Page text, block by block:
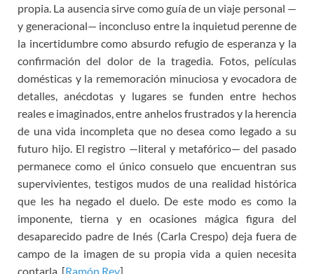
propia. La ausencia sirve como guía de un viaje personal —
y generacional— inconcluso entre la inquietud perenne de
la incertidumbre como absurdo refugio de esperanza y la
confirmación del dolor de la tragedia. Fotos, películas
domésticas y la rememoración minuciosa y evocadora de
detalles, anécdotas y lugares se funden entre hechos
reales e imaginados, entre anhelos frustrados y la herencia
de una vida incompleta que no desea como legado a su
futuro hijo. El registro —literal y metafórico— del pasado
permanece como el único consuelo que encuentran sus
supervivientes, testigos mudos de una realidad histórica
que les ha negado el duelo. De este modo es como la
imponente, tierna y en ocasiones mágica figura del
desaparecido padre de Inés (Carla Crespo) deja fuera de
campo de la imagen de su propia vida a quien necesita
contarla. [Ramón Rey]